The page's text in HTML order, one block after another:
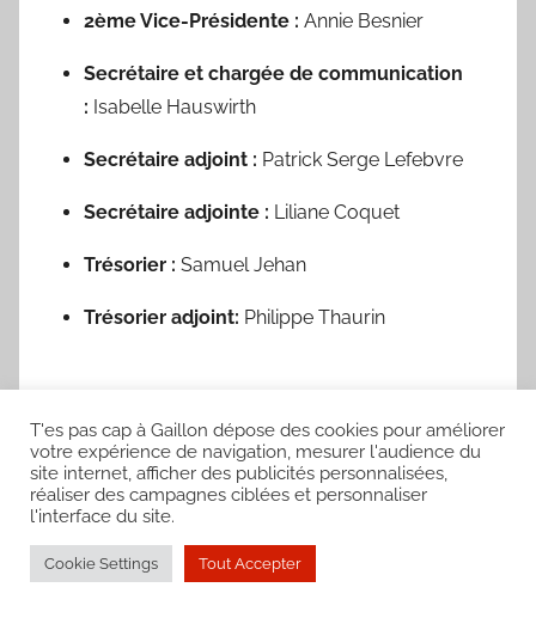
2ème Vice-Présidente : Annie Besnier
Secrétaire et chargée de communication
: Isabelle Hauswirth
Secrétaire adjoint : Patrick Serge Lefebvre
Secrétaire adjointe : Liliane Coquet
Trésorier : Samuel Jehan
Trésorier adjoint: Philippe Thaurin
WordPress Theme: Donovan by ThemeZee.
T'es pas cap à Gaillon dépose des cookies pour améliorer
votre expérience de navigation, mesurer l'audience du
site internet, afficher des publicités personnalisées,
réaliser des campagnes ciblées et personnaliser
l'interface du site.
Cookie Settings Tout Accepter